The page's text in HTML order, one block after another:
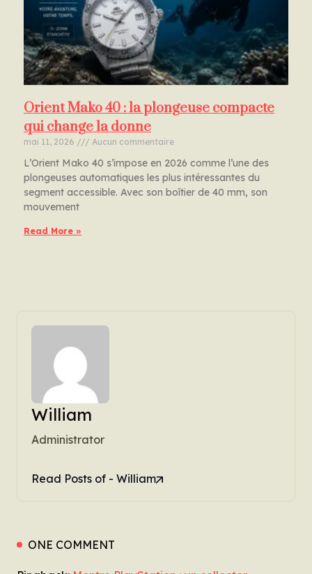
Orient Mako 40 : la plongeuse compacte
qui change la donne
mai 11, 2026 Aucun commentaire
L’Orient Mako 40 s’impose en 2026 comme l’une des
plongeuses automatiques les plus intéressantes du
segment accessible. Avec son boîtier de 40 mm, son
mouvement
Read More »
William
Administrator
Read Posts of - William
ONE COMMENT